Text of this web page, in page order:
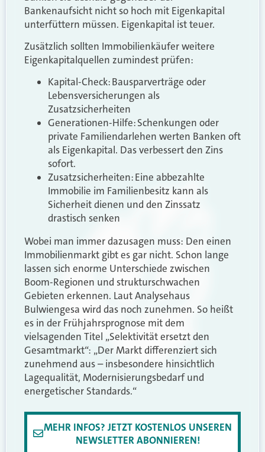
Bankenaufsicht nicht so hoch mit Eigenkapital
unterfüttern müssen. Eigenkapital ist teuer.
Zusätzlich sollten Immobilienkäufer weitere
Eigenkapitalquellen zumindest prüfen:
Kapital-Check: Bausparverträge oder
Lebensversicherungen als
Zusatzsicherheiten
Generationen-Hilfe: Schenkungen oder
private Familiendarlehen werten Banken oft
als Eigenkapital. Das verbessert den Zins
sofort.
Zusatzsicherheiten: Eine abbezahlte
Immobilie im Familienbesitz kann als
Sicherheit dienen und den Zinssatz
drastisch senken
Wobei man immer dazusagen muss: Den einen
Immobilienmarkt gibt es gar nicht. Schon lange
lassen sich enorme Unterschiede zwischen
Boom-Regionen und strukturschwachen
Gebieten erkennen. Laut Analysehaus
Bulwiengesa wird das noch zunehmen. So heißt
es in der Frühjahrsprognose mit dem
vielsagenden Titel „Selektivität ersetzt den
Gesamtmarkt“: „Der Markt differenziert sich
zunehmend aus – insbesondere hinsichtlich
Lagequalität, Modernisierungsbedarf und
energetischer Standards.“
MEHR INFOS? JETZT KOSTENLOS UNSEREN
NEWSLETTER ABONNIEREN!